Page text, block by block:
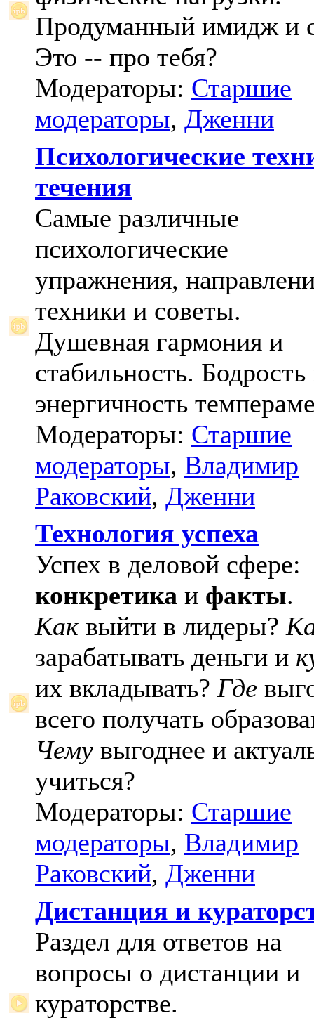
Продуманный имидж и
Это -- про тебя?
Модераторы: Старшие
модераторы, Дженни
Психологические
течения
Самые различные
психологические
упражнения,
техники и советы.
Душевная гармония и
стабильность. Бодрость
энергичность
Модераторы: Старшие
модераторы, Владимир
Раковский, Дженни
Технология успеха
Успех в деловой сфере:
конкретика и факты.
Как выйти в лидеры?
зарабатывать деньги и
их вкладывать? Где
всего получать
Чему выгоднее и
учиться?
Модераторы: Старшие
модераторы, Владимир
Раковский, Дженни
Дистанция и
Раздел для ответов на
вопросы о дистанции и
кураторстве.